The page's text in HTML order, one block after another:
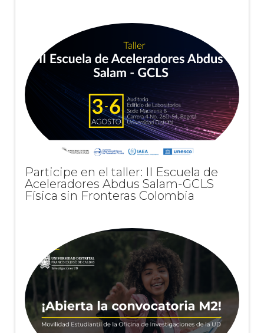
Participe en el taller: II Escuela de
Aceleradores Abdus Salam-GCLS
Física sin Fronteras Colombia